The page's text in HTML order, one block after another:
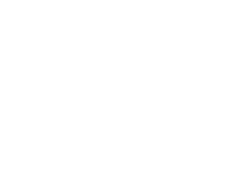
natuur in gaan en zelf op
kleuren zoals ik dat